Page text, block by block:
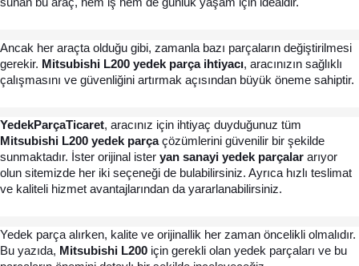
Ancak her araçta olduğu gibi, zamanla bazı parçaların değiştirilmesi
gerekir. Mitsubishi L200 yedek parça ihtiyacı, aracınızın sağlıklı
çalışmasını ve güvenliğini artırmak açısından büyük öneme sahiptir.
YedekParçaTicaret
Mitsubishi L200 yedek parça çözümlerini güvenilir bir şekilde
sunmaktadır. İster orijinal ister yan sanayi yedek parçalar arıyor
olun sitemizde her iki seçeneği de bulabilirsiniz. Ayrıca hızlı teslimat
ve kaliteli hizmet avantajlarından da yararlanabilirsiniz.
Yedek parça alırken, kalite ve orijinallik her zaman öncelikli olmalıdır.
Bu yazıda, Mitsubishi L200 için gerekli olan yedek parçaları ve bu